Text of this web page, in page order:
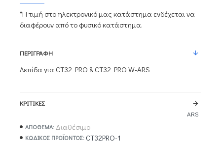
*Η τιμή στο ηλεκτρονικό μας κατάστημα ενδέχεται να
διαφέρουν από το φυσικό κατάστημα.
ΠΕΡΙΓΡΑΦΉ
Λεπίδα για CT32 PRO & CT32 PRO W-ARS
ΚΡΙΤΙΚΈΣ
ΑΠΟΘΕΜΑ: Διαθέσιμο
ΚΩΔΙΚΌΣ ΠΡΟΪΌΝΤΟΣ: CT32PRO-1
ARS